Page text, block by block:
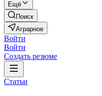
Ещё
Поиск
Аграрное
Войти
Войти
Создать резюме
Статьи